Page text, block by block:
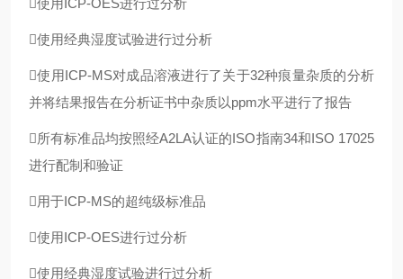
使用ICP-OES进行过分析
使用经典湿度试验进行过分析
使用ICP-MS对成品溶液进行了关于32种痕量杂质的分析
并将结果报告在分析证书中杂质以ppm水平进行了报告
所有标准品均按照经A2LA认证的ISO指南34和ISO 17025
进行配制和验证
用于ICP-MS的超纯级标准品
使用ICP-OES进行过分析
使用经典湿度试验进行过分析